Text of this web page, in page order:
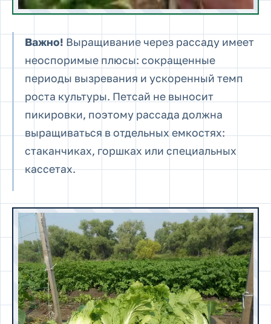
Важно! Выращивание через рассаду имеет
неоспоримые плюсы: сокращенные
периоды вызревания и ускоренный темп
роста культуры. Петсай не выносит
пикировки, поэтому рассада должна
выращиваться в отдельных емкостях:
стаканчиках, горшках или специальных
кассетах.